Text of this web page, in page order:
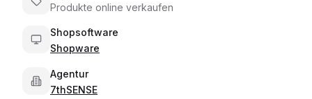
Produkte online verkaufen
Shopsoftware
Shopware
Agentur
7thSENSE